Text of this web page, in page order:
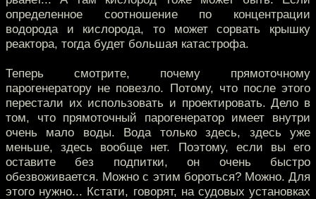
определенное соотношение по концентрации
водорода и кислорода, то может сорвать крышку
реактора, тогда будет большая катастрофа.
Теперь смотрите, почему прямоточному
парогенератору не повезло. Потому, что после этого
перестали их использовать и проектировать. Дело в
том, что прямоточный парогенератор имеет внутри
очень мало воды. Вода только здесь, здесь уже
меньше, здесь вообще нет. Поэтому, если вы его
оставите без подпитки, он очень быстро
обезвоживается. Можно с этим бороться? Можно. Для
этого нужно... Кстати, говорят, на судовых установках